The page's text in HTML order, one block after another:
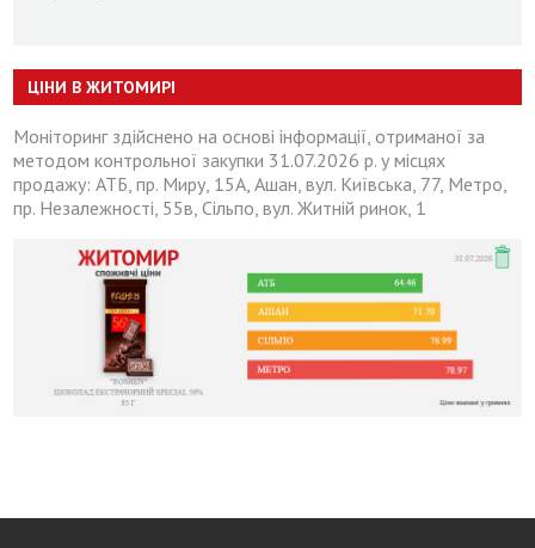
ЦІНИ В ЖИТОМИРІ
Моніторинг здійснено на основі інформації, отриманої за
методом контрольної закупки 31.07.2026 р. у місцях
продажу: АТБ, пр. Миру, 15А, Ашан, вул. Київська, 77, Метро,
пр. Незалежності, 55в, Сільпо, вул. Житній ринок, 1